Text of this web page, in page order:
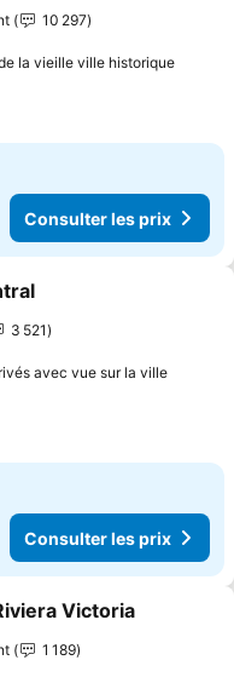
10 297
la vieille ville historique
Consulter les prix
à mes favoris
3 521
avec vue sur la ville
Consulter les prix
à mes favoris
Victoria
1 189